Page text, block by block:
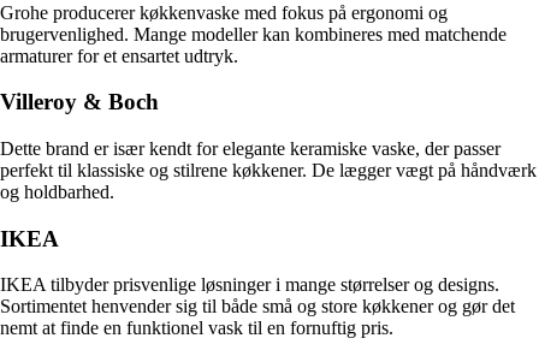
Grohe producerer køkkenvaske med fokus på ergonomi og
brugervenlighed. Mange modeller kan kombineres med matchende
armaturer for et ensartet udtryk.
Villeroy & Boch
Dette brand er især kendt for elegante keramiske vaske, der passer
perfekt til klassiske og stilrene køkkener. De lægger vægt på håndværk
og holdbarhed.
IKEA
IKEA tilbyder prisvenlige løsninger i mange størrelser og designs.
Sortimentet henvender sig til både små og store køkkener og gør det
nemt at finde en funktionel vask til en fornuftig pris.